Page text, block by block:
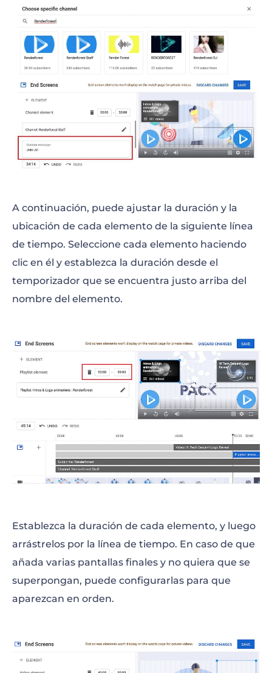
A continuación, puede ajustar la duración y la
ubicación de cada elemento de la siguiente línea
de tiempo. Seleccione cada elemento haciendo
clic en él y establezca la duración desde el
temporizador que se encuentra justo arriba del
nombre del elemento.
Establezca la duración de cada elemento, y luego
arrástrelos por la línea de tiempo. En caso de que
añada varias pantallas finales y no quiera que se
superpongan, puede configurarlas para que
aparezcan en orden.